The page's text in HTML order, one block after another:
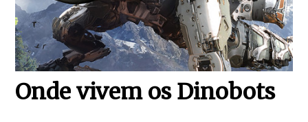
Onde vivem os Dinobots